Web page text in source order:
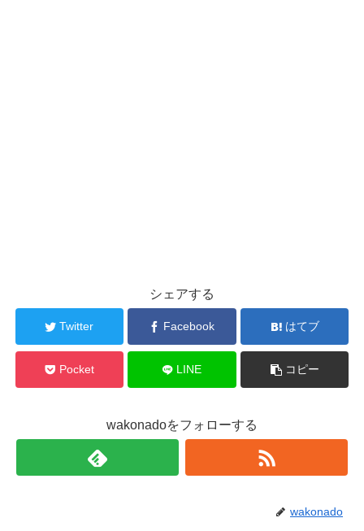
シェアする
Twitter Facebook はてブ
Pocket LINE コピー
wakonadoをフォローする
wakonado